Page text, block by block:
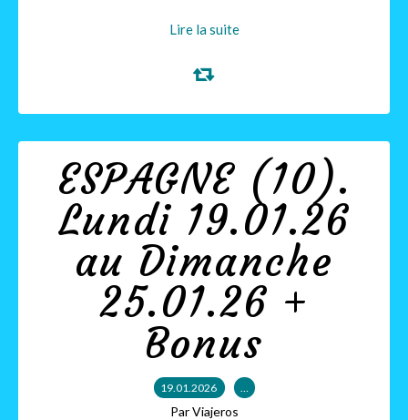
Lire la suite
ESPAGNE (10).
Lundi 19.01.26
au Dimanche
25.01.26 +
Bonus
19.01.2026 …
Par Viajeros